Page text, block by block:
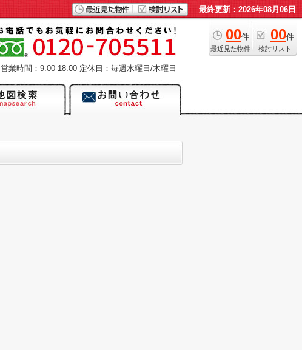
最終更新：2026年08月06日
00件
最近見た物件
00件
検討リスト
営業時間：9:00-18:00 定休日：毎週水曜日/木曜日